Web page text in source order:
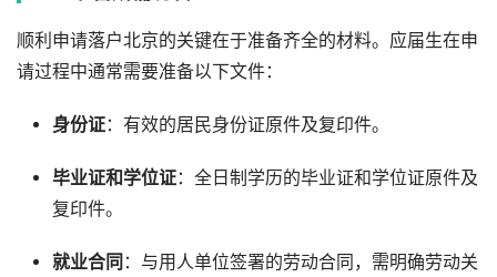
顺利申请落户北京的关键在于准备齐全的材料。应届生在申
请过程中通常需要准备以下文件：
身份证：有效的居民身份证原件及复印件。
毕业证和学位证：全日制学历的毕业证和学位证原件及
复印件。
就业合同 ：与用人单位签署的劳动合同，需明确劳动关